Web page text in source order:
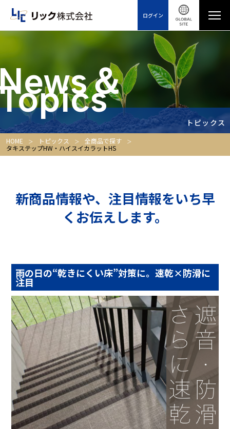
ログイン
＆
トピックス
HOME トピックス
全商品で探す
タキステップHW・ハイスイカラットHS
新商品情報や、注目情報をいち早
くお伝えします。
雨の日の“乾きにくい床”対策に。速乾×防滑に
注目